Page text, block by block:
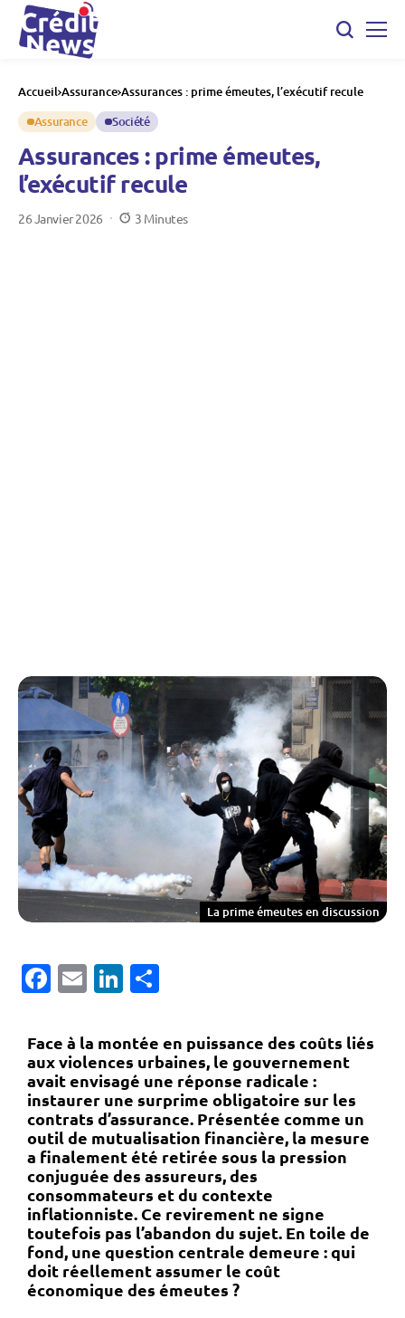
Accueil Assurance Assurances : prime émeutes, l’exécutif recule
Assurance
Société
Assurances : prime émeutes,
l’exécutif recule
26 Janvier 2026 3 Minutes
La prime émeutes en discussion
Facebook
EmailLinkedIn
Face à la montée en puissance des coûts liés
aux violences urbaines, le gouvernement
avait envisagé une réponse radicale :
instaurer une surprime obligatoire sur les
contrats d’assurance. Présentée comme un
outil de mutualisation financière, la mesure
a finalement été retirée sous la pression
conjuguée des assureurs, des
consommateurs et du contexte
inflationniste. Ce revirement ne signe
toutefois pas l’abandon du sujet. En toile de
fond, une question centrale demeure :qui
doit réellement assumer le coût
économique des émeutes ?